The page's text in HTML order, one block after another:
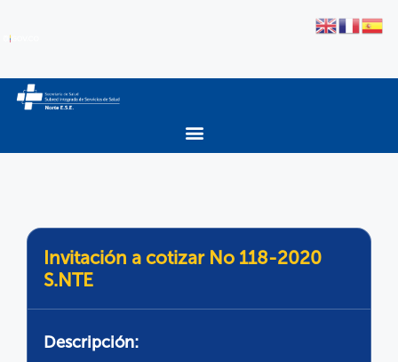
Invitación a cotizar No 118-2020
S.NTE
Descripción: